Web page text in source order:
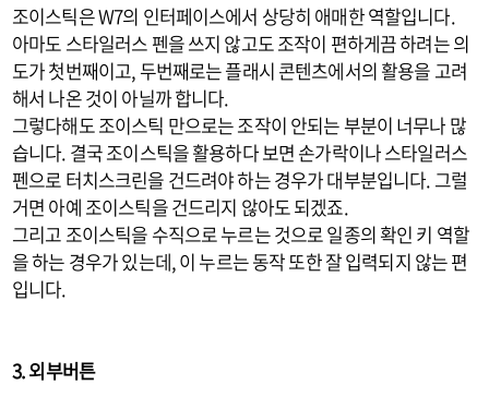
조이스틱은 W7의 인터페이스에서 상당히 애매한 역할입니다.
아마도 스타일러스 펜을 쓰지 않고도 조작이 편하게끔 하려는 의
도가 첫번째이고, 두번째로는 플래시 콘텐츠에서의 활용을 고려
해서 나온 것이 아닐까 합니다.
그렇다해도 조이스틱 만으로는 조작이 안되는 부분이 너무나 많
습니다. 결국 조이스틱을 활용하다 보면 손가락이나 스타일러스
펜으로 터치스크린을 건드려야 하는 경우가 대부분입니다. 그럴
거면 아예 조이스틱을 건드리지 않아도 되겠죠.
그리고 조이스틱을 수직으로 누르는 것으로 일종의 확인 키 역할
을 하는 경우가 있는데, 이 누르는 동작 또한 잘 입력되지 않는 편
입니다.
3. 외부버튼